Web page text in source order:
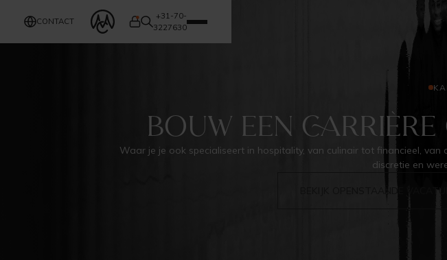
CONTACT
+31-70-
3227630
BOUW EEN
Waar je je ook specialiseert in hospitality, van culinair tot financieel,
discretie en
BEKIJK OPENSTAANDE